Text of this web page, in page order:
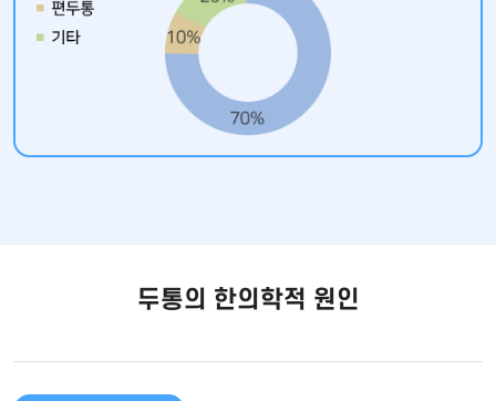
두통의 한의학적 원인